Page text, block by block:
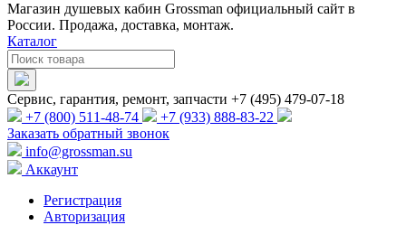
Магазин душевых кабин Grossman официальный сайт в
России. Продажа, доставка, монтаж.
Каталог
Сервис, гарантия, ремонт, запчасти +7 (495) 479-07-18
+7 (800) 511-48-74
+7 (933) 888-83-22
Заказать обратный звонок
info@grossman.su
Аккаунт
Регистрация
Авторизация